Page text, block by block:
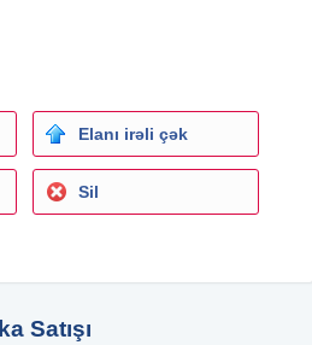
Elanı irəli çək
Sil
Satışı